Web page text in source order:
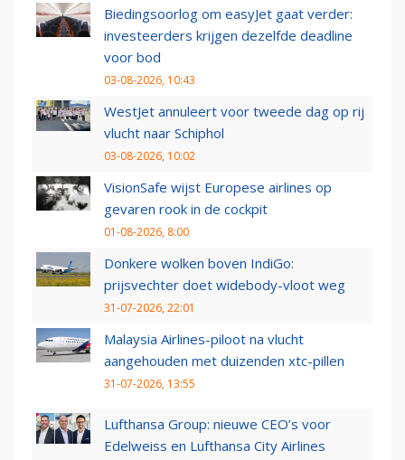
Biedingsoorlog om easyJet gaat verder:
investeerders krijgen dezelfde deadline
voor bod
03-08-2026, 10:43
WestJet annuleert voor tweede dag op rij
vlucht naar Schiphol
03-08-2026, 10:02
VisionSafe wijst Europese airlines op
gevaren rook in de cockpit
01-08-2026, 8:00
Donkere wolken boven IndiGo:
prijsvechter doet widebody-vloot weg
31-07-2026, 22:01
Malaysia Airlines-piloot na vlucht
aangehouden met duizenden xtc-pillen
31-07-2026, 13:55
Lufthansa Group: nieuwe CEO’s voor
Edelweiss en Lufthansa City Airlines